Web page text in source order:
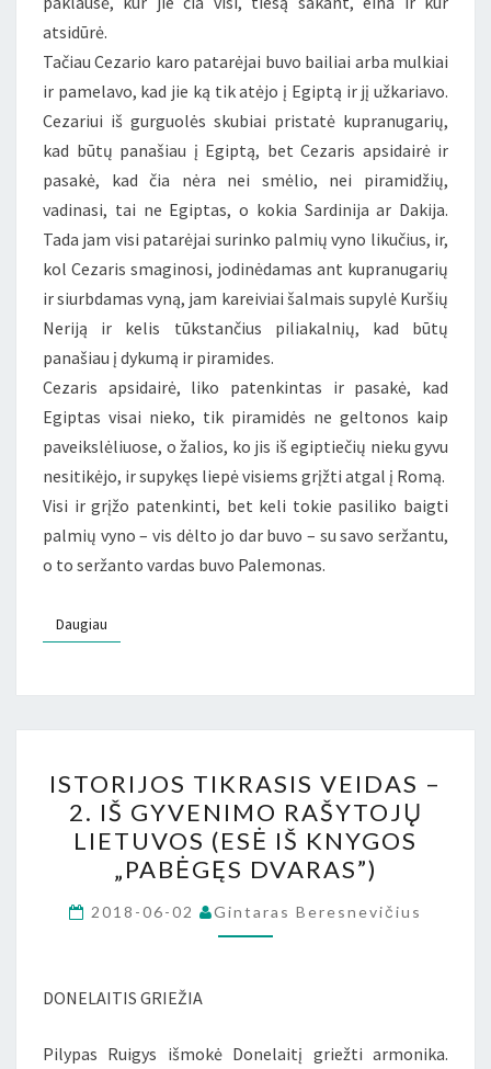
atsidūrė.
Tačiau Cezario karo patarėjai buvo bailiai arba mulkiai
ir pamelavo, kad jie ką tik atėjo į Egiptą ir jį užkariavo.
Cezariui iš gurguolės skubiai pristatė kupranugarių,
kad būtų panašiau į Egiptą, bet Cezaris apsidairė ir
pasakė, kad čia nėra nei smėlio, nei piramidžių,
vadinasi, tai ne Egiptas, o kokia Sardinija ar Dakija.
Tada jam visi patarėjai surinko palmių vyno likučius, ir,
kol Cezaris smaginosi, jodinėdamas ant kupranugarių
ir siurbdamas vyną, jam kareiviai šalmais supylė Kuršių
Neriją ir kelis tūkstančius piliakalnių, kad būtų
panašiau į dykumą ir piramides.
Cezaris apsidairė, liko patenkintas ir pasakė, kad
Egiptas visai nieko, tik piramidės ne geltonos kaip
paveikslėliuose, o žalios, ko jis iš egiptiečių nieku gyvu
nesitikėjo, ir supykęs liepė visiems grįžti atgal į Romą.
Visi ir grįžo patenkinti, bet keli tokie pasiliko baigti
palmių vyno – vis dėlto jo dar buvo – su savo seržantu,
o to seržanto vardas buvo Palemonas.
Daugiau
TIKRASIS
VEIDAS
–
2.
IŠ
GYVENIMO
IŠ
ISTORIJOS TIKRASIS VEIDAS –
2. IŠ GYVENIMO RAŠYTOJŲ
LIETUVOS (ESĖ IŠ KNYGOS
„PABĖGĘS DVARAS”)
2018-06-02 Gintaras Beresnevičius
DONELAITIS GRIEŽIA
Pilypas Ruigys išmokė Donelaitį griežti armonika.